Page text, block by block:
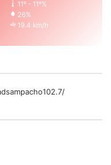
11º - 11º%
26%
19.4 km/h